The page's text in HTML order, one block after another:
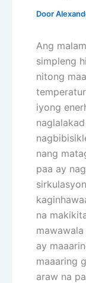
Door
Ang
simpleng
nitong
iyong
nang
paa ay
na
ay
maaaring
araw na